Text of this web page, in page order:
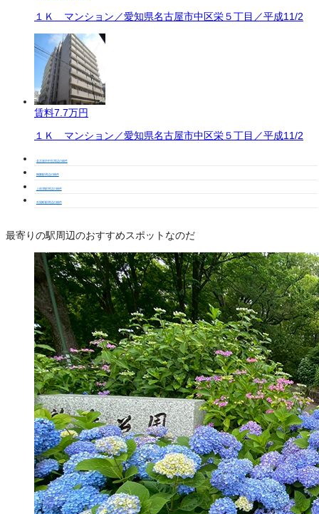
１Ｋ マンション／愛知県名古屋市中区栄５丁目／平成11/2
賃料7.7万円
１Ｋ マンション／愛知県名古屋市中区栄５丁目／平成11/2
名古屋市中区周辺の物件
鶴舞駅周辺の物件
上前津駅周辺の物件
矢場町駅周辺の物件
最寄りの駅周辺のおすすめスポットなのだ